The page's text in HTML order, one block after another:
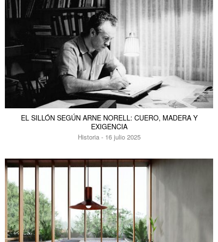
EL SILLÓN SEGÚN ARNE NORELL: CUERO, MADERA Y
EXIGENCIA
Historia - 16 julio 2025